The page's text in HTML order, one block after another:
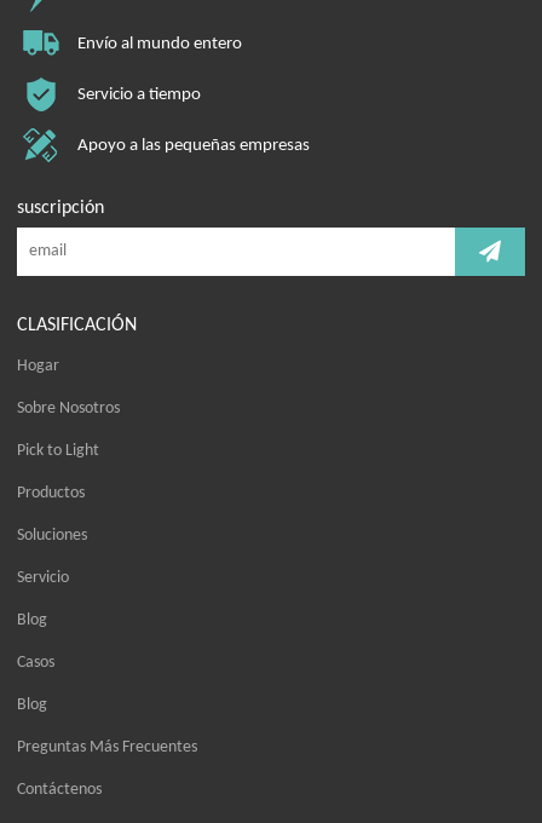
Envío al mundo entero
Servicio a tiempo
Apoyo a las pequeñas empresas
suscripción
CLASIFICACIÓN
Hogar
Sobre Nosotros
Pick to Light
Productos
Soluciones
Servicio
Blog
Casos
Blog
Preguntas Más Frecuentes
Contáctenos